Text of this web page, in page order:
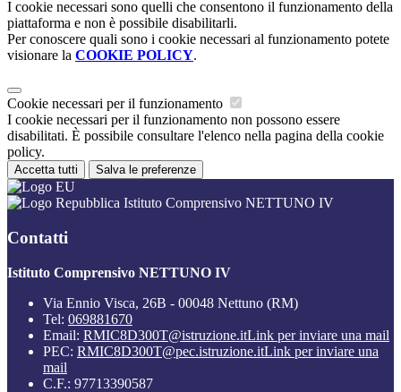
I cookie necessari sono quelli che consentono il funzionamento della
piattaforma e non è possibile disabilitarli.
Per conoscere quali sono i cookie necessari al funzionamento potete
visionare la COOKIE POLICY.
Cookie necessari per il funzionamento
I cookie necessari per il funzionamento non possono essere
disabilitati. È possibile consultare l'elenco nella pagina della cookie
policy.
Accetta tutti Salva le preferenze
Istituto Comprensivo NETTUNO IV
Contatti
Istituto Comprensivo NETTUNO IV
Via Ennio Visca, 26B - 00048 Nettuno (RM)
Tel: 069881670
Email: RMIC8D300T@istruzione.itLink per inviare una mail
PEC: RMIC8D300T@pec.istruzione.itLink per inviare una
mail
C.F.: 97713390587